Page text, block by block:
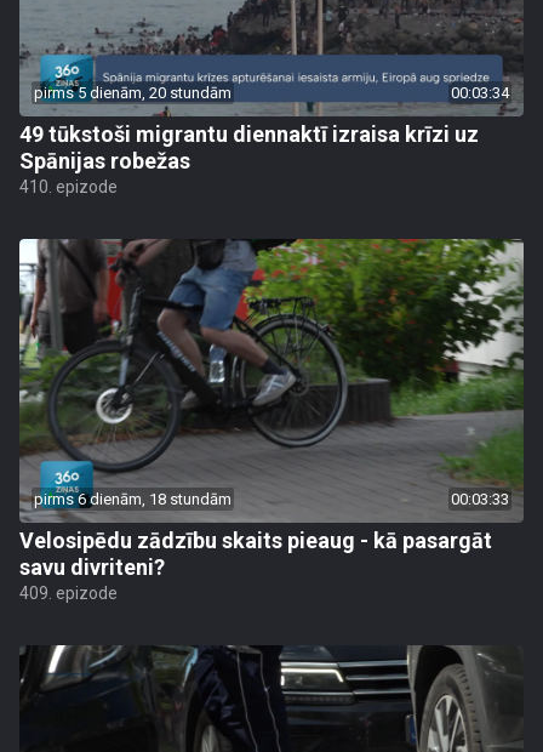
pirms 5 dienām, 20 stundām 00:03:34
49 tūkstoši migrantu diennaktī izraisa krīzi uz
Spānijas robežas
410. epizode
pirms 6 dienām, 18 stundām 00:03:33
Velosipēdu zādzību skaits pieaug - kā pasargāt
savu divriteni?
409. epizode